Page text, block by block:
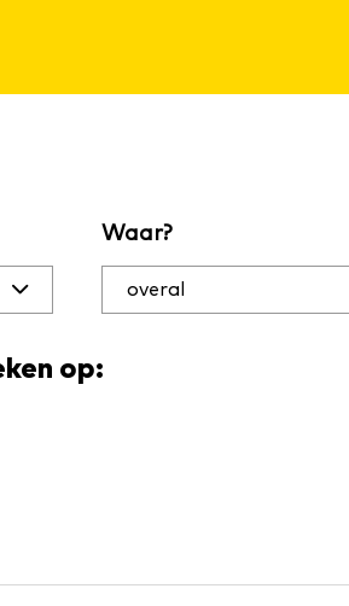
Waar?
op: